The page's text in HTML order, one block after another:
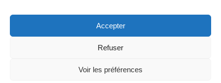
Accepter
Refuser
Voir les préférences
Le CSSMI autorise certaines intelligences artificielles contrôlées et sécurisées.